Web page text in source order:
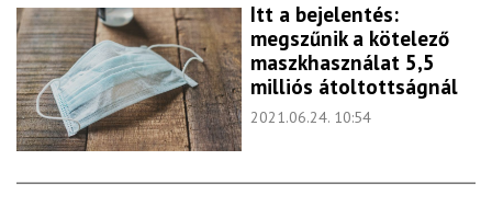
Itt a bejelentés:
megszűnik a kötelező
maszkhasználat 5,5
milliós átoltottságnál
2021.06.24. 10:54